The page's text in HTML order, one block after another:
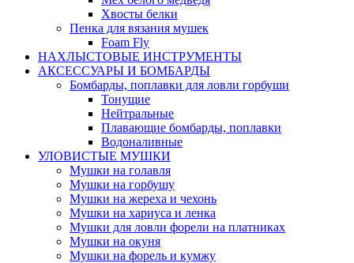
Хвосты белки
Пенка для вязания мушек
Foam Fly
НАХЛЫСТОВЫЕ ИНСТРУМЕНТЫ
АКCЕССУАРЫ И БОМБАРДЫ
Бомбарды, поплавки для ловли горбуши
Тонущие
Нейтральные
Плавающие бомбарды, поплавки
Водоналивные
УЛОВИСТЫЕ МУШКИ
Мушки на голавля
Мушки на горбушу
Мушки на жереха и чехонь
Мушки на хариуса и ленка
Мушки для ловли форели на платниках
Мушки на окуня
Мушки на форель и кумжу